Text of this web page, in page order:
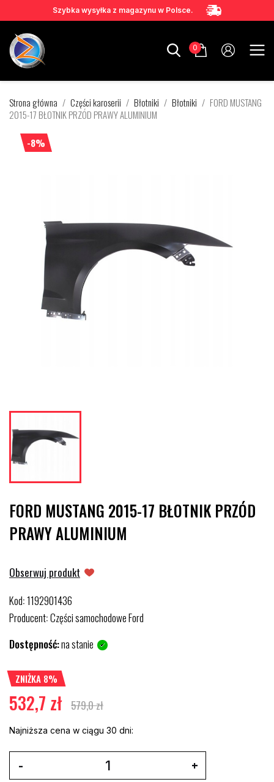
Szybka wysyłka z magazynu w Polsce.
0
Strona główna Części karoserii Błotniki Błotniki
FORD MUSTANG
2015-17 BŁOTNIK PRZÓD PRAWY ALUMINIUM
-8%
FORD MUSTANG 2015-17 BŁOTNIK PRZÓD
PRAWY ALUMINIUM
Obserwuj produkt
Kod:1192901436
Producent:Części samochodowe Ford
Dostępność:na stanie
ZNIŻKA 8%
532,7 zł 579,0 zł
Najniższa cena w ciągu 30 dni: